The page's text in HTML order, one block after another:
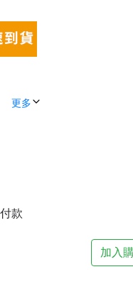
更多
款
加入